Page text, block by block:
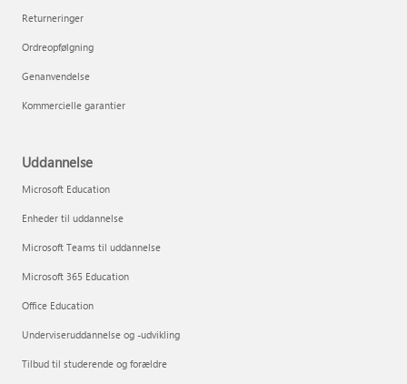
Returneringer
Ordreopfølgning
Genanvendelse
Kommercielle garantier
Uddannelse
Microsoft Education
Enheder til uddannelse
Microsoft Teams til uddannelse
Microsoft 365 Education
Office Education
Underviseruddannelse og -udvikling
Tilbud til studerende og forældre